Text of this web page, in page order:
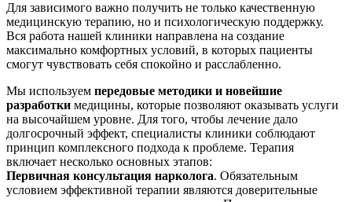
Для зависимого важно получить не только качественную
медицинскую терапию, но и психологическую поддержку.
Вся работа нашей клиники направлена на создание
максимально комфортных условий, в которых пациенты
смогут чувствовать себя спокойно и расслабленно.
Мы используем передовые методики и новейшие
разработки медицины, которые позволяют оказывать услуги
на высочайшем уровне. Для того, чтобы лечение дало
долгосрочный эффект, специалисты клиники соблюдают
принцип комплексного подхода к проблеме. Терапия
включает несколько основных этапов:
Первичная консультация нарколога. Обязательным
условием эффективной терапии являются доверительные